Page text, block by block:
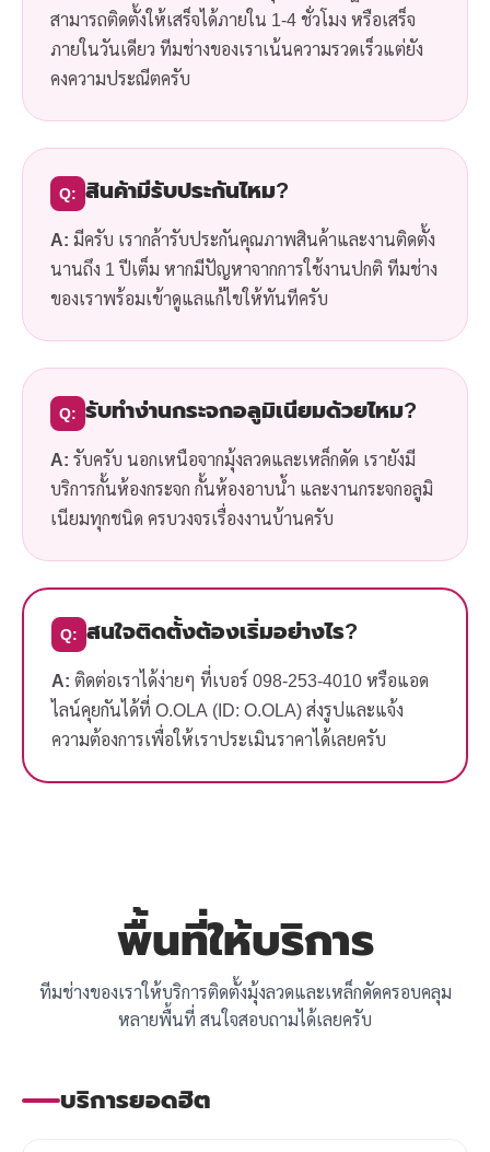
สามารถติดตั้งให้เสร็จได้ภายใน 1-4 ชั่วโมง หรือเสร็จ
ภายในวันเดียว ทีมช่างของเราเน้นความรวดเร็วแต่ยัง
คงความประณีตครับ
Q: สินค้ามีรับประกันไหม?
A: มีครับ เรากล้ารับประกันคุณภาพสินค้าและงานติดตั้ง
นานถึง 1 ปีเต็ม หากมีปัญหาจากการใช้งานปกติ ทีมช่าง
ของเราพร้อมเข้าดูแลแก้ไขให้ทันทีครับ
Q: รับทำง่านกระจกอลูมิเนียมด้วยไหม?
A: รับครับ นอกเหนือจากมุ้งลวดและเหล็กดัด เรายังมี
บริการกั้นห้องกระจก กั้นห้องอาบน้ำ และงานกระจกอลูมิ
เนียมทุกชนิด ครบวงจรเรื่องงานบ้านครับ
Q: สนใจติดตั้งต้องเริ่มอย่างไร?
A: ติดต่อเราได้ง่ายๆ ที่เบอร์ 098-253-4010 หรือแอด
ไลน์คุยกันได้ที่ O.OLA (ID: O.OLA) ส่งรูปและแจ้ง
ความต้องการเพื่อให้เราประเมินราคาได้เลยครับ
พื้นที่ให้บริการ
ทีมช่างของเราให้บริการติดตั้งมุ้งลวดและเหล็กดัดครอบคลุม
หลายพื้นที่ สนใจสอบถามได้เลยครับ
บริการยอดฮิต